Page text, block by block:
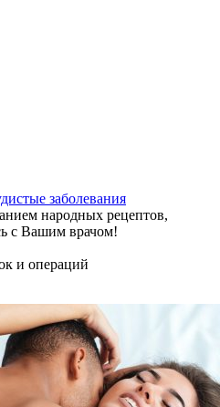
заболевания
народных рецептов,
с Вашим врачом!
и операций